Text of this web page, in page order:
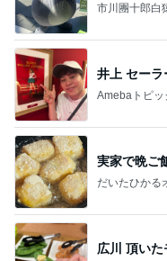
市川團十郎白
井上 セーラ
Amebaトピッ
実家で晩ご
だいたひかる
広川 頂い